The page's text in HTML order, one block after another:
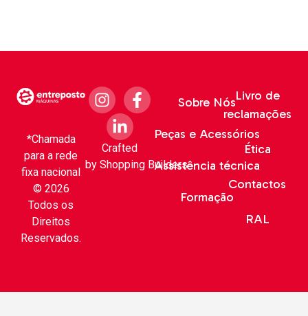
*Chamada
para a rede
fixa nacional
© 2026
Todos os
Direitos
Reservados.
Sobre Nós
Peças e Acessórios
Assistência técnica
Formação
Livro de
reclamações
Ética
Contactos
RAL
Crafted
by Shopping Builders